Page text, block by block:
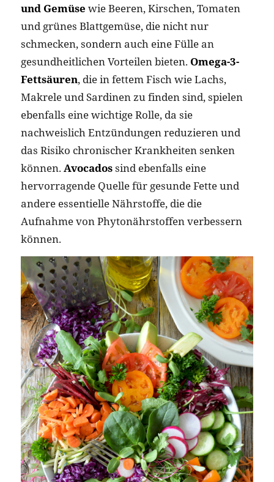
und Gemüse wie Beeren, Kirschen, Tomaten
und grünes Blattgemüse, die nicht nur
schmecken, sondern auch eine Fülle an
gesundheitlichen Vorteilen bieten. Omega-3-
Fettsäuren, die in fettem Fisch wie Lachs,
Makrele und Sardinen zu finden sind, spielen
ebenfalls eine wichtige Rolle, da sie
nachweislich Entzündungen reduzieren und
das Risiko chronischer Krankheiten senken​
können. Avocadossind ebenfalls eine
hervorragende Quelle für gesunde Fette und
andere essentielle Nährstoffe, die die
Aufnahme von Phytonährstoffen verbessern
können.